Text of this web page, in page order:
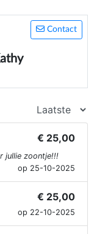
Contact
€ 25,00
jullie zoontje!!!
op 25-10-2025
€ 25,00
op 22-10-2025